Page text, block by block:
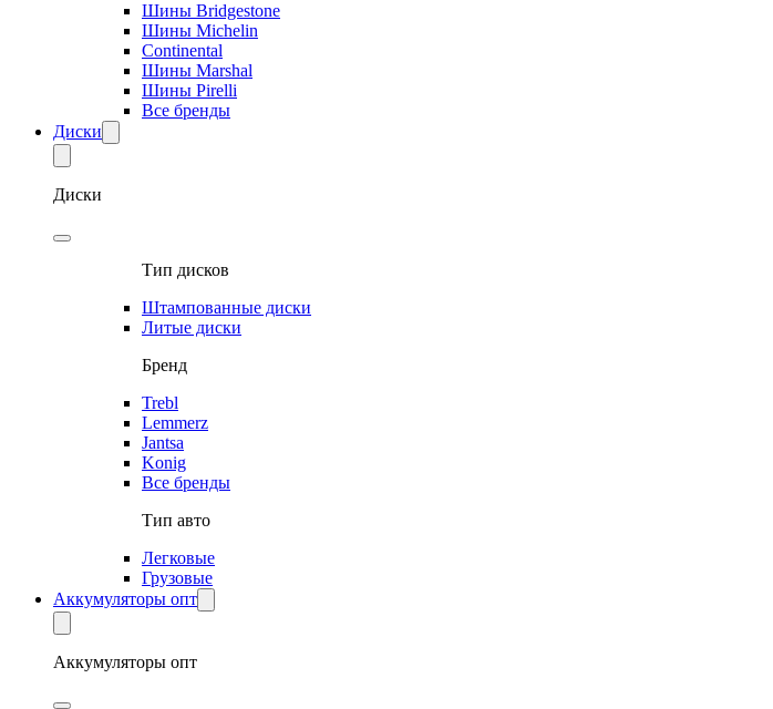
Шины Bridgestone
Шины Michelin
Continental
Шины Marshal
Шины Pirelli
Все бренды
Диски
Диски
Тип дисков
Штампованные диски
Литые диски
Бренд
Trebl
Lemmerz
Jantsa
Konig
Все бренды
Тип авто
Легковые
Грузовые
Аккумуляторы опт
Аккумуляторы опт